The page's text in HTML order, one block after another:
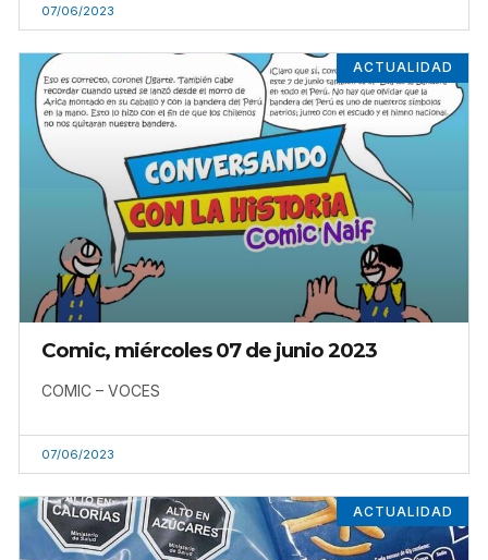
07/06/2023
ACTUALIDAD
Comic, miércoles 07 de junio 2023
COMIC – VOCES
07/06/2023
ACTUALIDAD